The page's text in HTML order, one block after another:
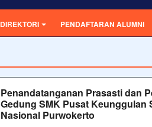
DIREKTORI PENDAFTARAN ALUMNI
Penandatanganan Prasasti dan
Gedung SMK Pusat Keunggulan
Nasional Purwokerto